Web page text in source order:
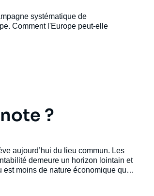
systématique de
Comment l'Europe peut-elle
?
aujourd’hui du lieu commun. Les
demeure un horizon lointain et
est moins de nature économique que